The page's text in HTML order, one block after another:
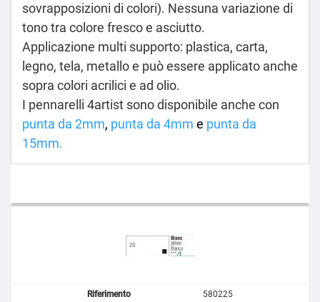
sovrapposizioni di colori). Nessuna variazione di
tono tra colore fresco e asciutto.
Applicazione multi supporto: plastica, carta,
legno, tela, metallo e può essere applicato anche
sopra colori acrilici e ad olio.
I pennarelli 4artist sono disponibile anche con
punta da 2mm, punta da 4mm e punta da
15mm.
580225